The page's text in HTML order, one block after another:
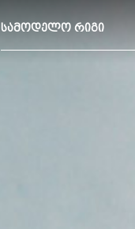
ᲡᲐᲛᲝᲓᲔᲚᲝ ᲠᲘᲒᲘ